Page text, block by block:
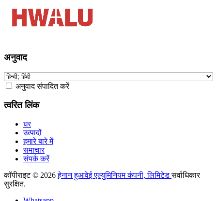
अनुवाद
अनुवाद संपादित करें
त्वरित लिंक
घर
उत्पादों
हमारे बारे में
समाचार
संपर्क करें
कॉपीराइट © 2026 हेनान हुआवेई एल्युमिनियम कंपनी, लिमिटेडसर्वाधिकार
सुरक्षित.